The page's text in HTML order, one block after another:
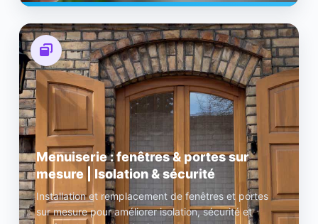
Menuiserie : fenêtres & portes sur
mesure | Isolation & sécurité
Installation et remplacement de fenêtres et portes
sur mesure pour améliorer isolation, sécurité et